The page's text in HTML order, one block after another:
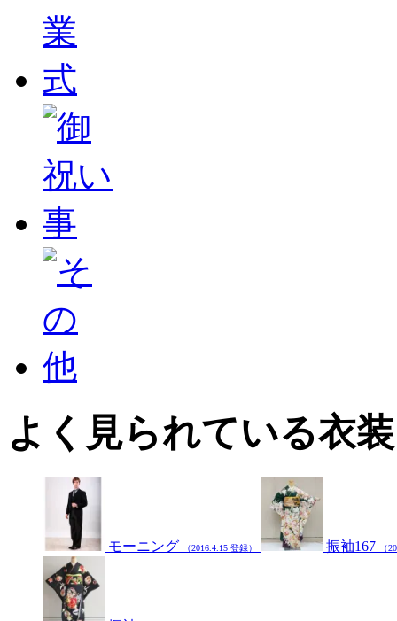
よく見られている衣装
モーニング （2016.4.15 登録） 振袖167 （